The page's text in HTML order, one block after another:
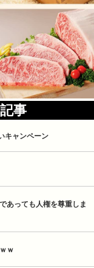
事
キャンペーン
あっても人権を尊重しま
ｗ